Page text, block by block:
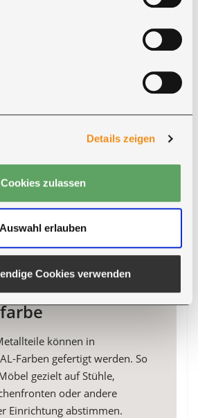
Details zeigen
Cookies zulassen
Auswahl erlauben
Cookies verwenden
in Ihrer RAL-
können in
Farben gefertigt werden. So
gezielt auf Stühle,
oder andere
Einrichtung abstimmen.